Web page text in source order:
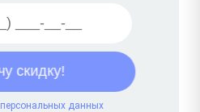
персональных данных